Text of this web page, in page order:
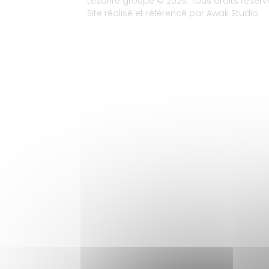
Site réalisé et référencé par Awak Studio